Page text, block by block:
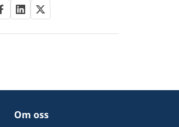
Om oss